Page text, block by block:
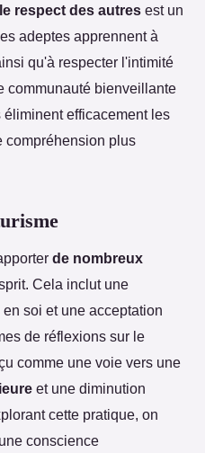
respect des autres est un
adeptes apprennent à
qu'à respecter l'intimité
communauté bienveillante
efficacement les
compréhension plus
de nombreux
Cela inclut une
soi et une acceptation
de réflexions sur le
comme une voie vers une
et une diminution
cette pratique, on
conscience